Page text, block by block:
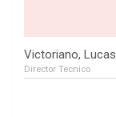
Victoriano, Lucas
Director Tecnico